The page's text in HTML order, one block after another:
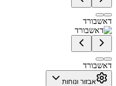
דאשבורד
דאשבורד
אבזור ונוחות